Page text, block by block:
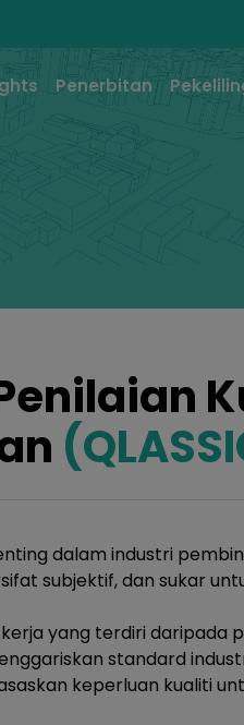
Penerbitan
dalam industri
subjektif, dan sukar
yang terdiri daripada
standard
keperluan kualiti